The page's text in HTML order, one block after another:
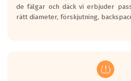
medans de vita vågorna påvisar om
ett tyst däck.
regelverket som introduceras år
Ett däck med två svarta vågor är
de fälgar och däck vi erbjuder
rätt diameter, förskjutning,